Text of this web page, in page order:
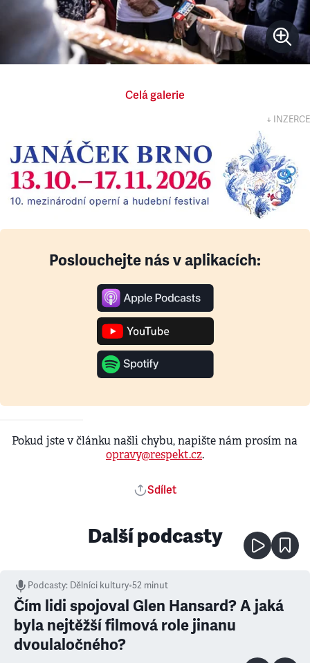
Celá galerie
↓ INZERCE
Poslouchejte nás v aplikacích:
Pokud jste v článku našli chybu, napište nám prosím na
opravy@respekt.cz.
Sdílet
Další podcasty
Podcasty: Dělníci kultury•52 minut
Čím lidi spojoval Glen Hansard? A jaká
byla nejtěžší filmová role jinanu
dvoulaločného?